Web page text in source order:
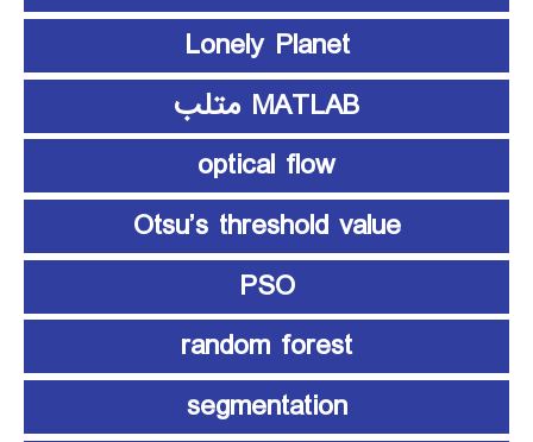
Lonely Planet
MATLAB متلب
optical flow
Otsu’s threshold value
PSO
random forest
segmentation